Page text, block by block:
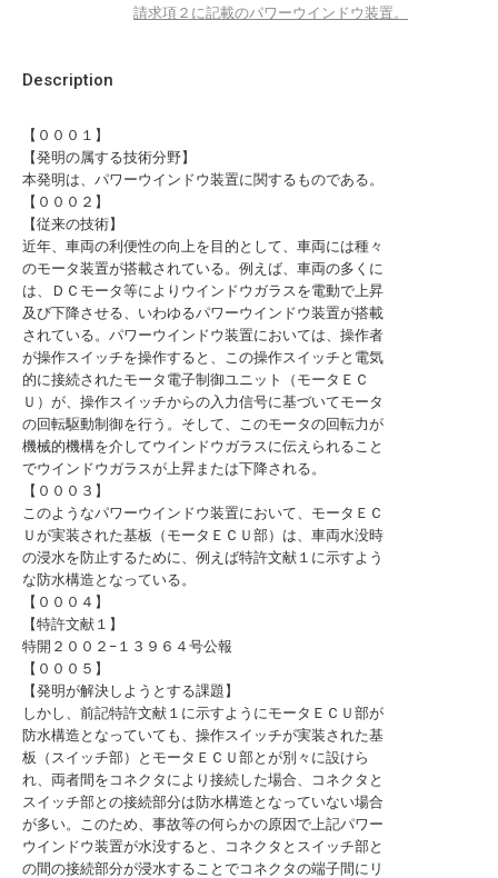
Description
【０００１】
【発明の属する技術分野】
本発明は、パワーウインドウ装置に関するものである。
【０００２】
【従来の技術】
近年、車両の利便性の向上を目的として、車両には種々
のモータ装置が搭載されている。例えば、車両の多くに
は、ＤＣモータ等によりウインドウガラスを電動で上昇
及び下降させる、いわゆるパワーウインドウ装置が搭載
されている。パワーウインドウ装置においては、操作者
が操作スイッチを操作すると、この操作スイッチと電気
的に接続されたモータ電子制御ユニット（モータＥＣ
Ｕ）が、操作スイッチからの入力信号に基づいてモータ
の回転駆動制御を行う。そして、このモータの回転力が
機械的機構を介してウインドウガラスに伝えられること
でウインドウガラスが上昇または下降される。
【０００３】
このようなパワーウインドウ装置において、モータＥＣ
Ｕが実装された基板（モータＥＣＵ部）は、車両水没時
の浸水を防止するために、例えば特許文献１に示すよう
な防水構造となっている。
【０００４】
【特許文献１】
特開２００２−１３９６４号公報
【０００５】
【発明が解決しようとする課題】
しかし、前記特許文献１に示すようにモータＥＣＵ部が
防水構造となっていても、操作スイッチが実装された基
板（スイッチ部）とモータＥＣＵ部とが別々に設けら
れ、両者間をコネクタにより接続した場合、コネクタと
スイッチ部との接続部分は防水構造となっていない場合
が多い。このため、事故等の何らかの原因で上記パワー
ウインドウ装置が水没すると、コネクタとスイッチ部と
の間の接続部分が浸水することでコネクタの端子間にリ
請求項２に記載のパワーウインドウ装置。